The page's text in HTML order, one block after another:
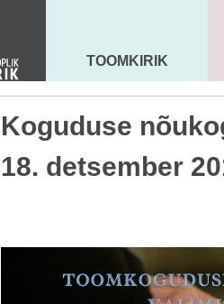
MAARJA KIRIK
TOOMKIRIK
Koguduse
18. detsember